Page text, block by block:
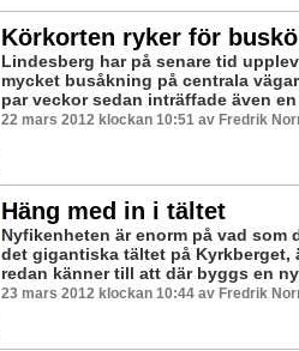
Körkorten ryker för
Lindesberg har på senare tid
mycket busåkning på centrala
par veckor sedan inträffade även
22 mars 2012 klockan 10:51 av Fredrik
Häng med in i tältet
Nyfikenheten är enorm på vad som
det gigantiska tältet på Kyrkberget,
redan känner till att där byggs en
23 mars 2012 klockan 10:44 av Fredrik